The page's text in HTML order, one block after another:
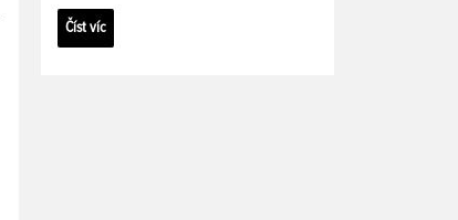
Číst víc